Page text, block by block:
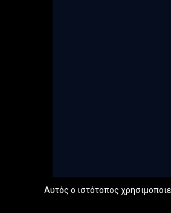
Αυτός ο ιστότοπος